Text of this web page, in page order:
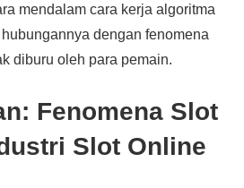
mendalam cara kerja algoritma
dengan fenomena
diburu oleh para pemain.
Fenomena Slot
Slot Online